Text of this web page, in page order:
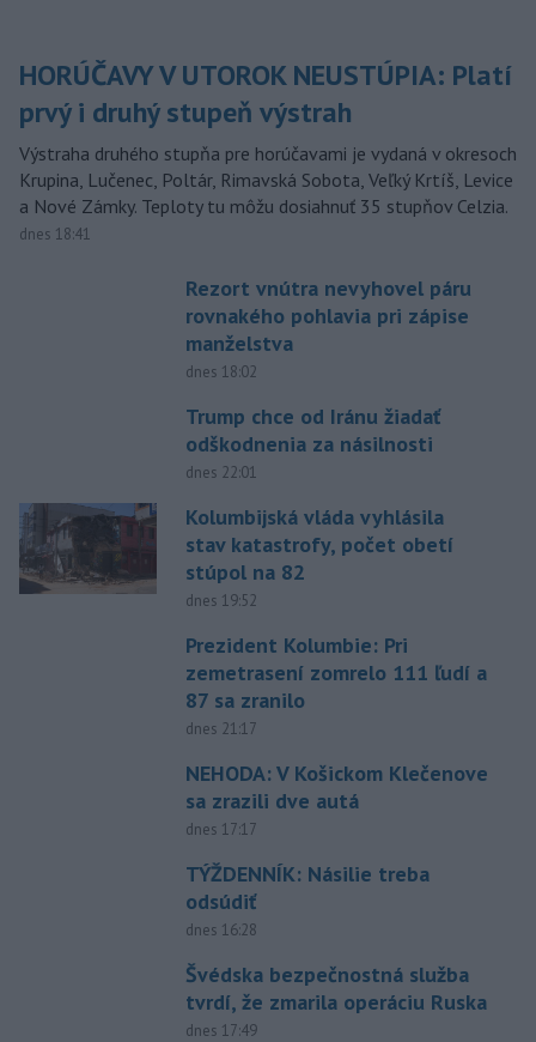
HORÚČAVY V UTOROK NEUSTÚPIA: Platí
prvý i druhý stupeň výstrah
Výstraha druhého stupňa pre horúčavami je vydaná v okresoch
Krupina, Lučenec, Poltár, Rimavská Sobota, Veľký Krtíš, Levice
a Nové Zámky. Teploty tu môžu dosiahnuť 35 stupňov Celzia.
dnes 18:41
Rezort vnútra nevyhovel páru
rovnakého pohlavia pri zápise
manželstva
dnes 18:02
Trump chce od Iránu žiadať
odškodnenia za násilnosti
dnes 22:01
Kolumbijská vláda vyhlásila
stav katastrofy, počet obetí
stúpol na 82
dnes 19:52
Prezident Kolumbie: Pri
zemetrasení zomrelo 111 ľudí a
87 sa zranilo
dnes 21:17
NEHODA: V Košickom Klečenove
sa zrazili dve autá
dnes 17:17
TÝŽDENNÍK: Násilie treba
odsúdiť
dnes 16:28
Švédska bezpečnostná služba
tvrdí, že zmarila operáciu Ruska
dnes 17:49